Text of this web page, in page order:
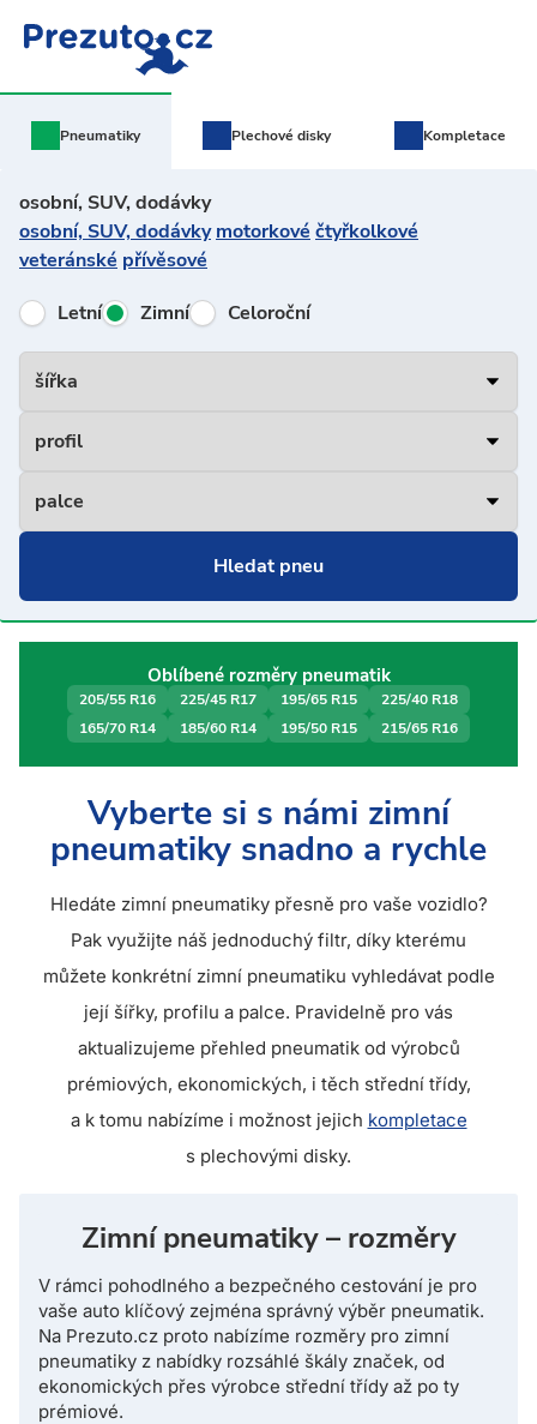
Pneumatiky Plechovédisky Kompletace
osobní, SUV, dodávky
osobní, SUV, dodávky motorkové čtyřkolkové
veteránské přívěsové
Letní
Zimní Celoroční
Oblíbené rozměry pneumatik
205/55 R16 225/45 R17 195/65 R15
225/40 R18
165/70 R14
185/60 R14 195/50 R15 215/65 R16
Vyberte si s námi zimní
pneumatiky snadno a rychle
Hledáte zimní pneumatiky přesně pro vaše vozidlo?
Pak využijte náš jednoduchý filtr, díky kterému
můžete konkrétní zimní pneumatiku vyhledávat podle
její šířky, profilu a palce. Pravidelně pro vás
aktualizujeme přehled pneumatik od výrobců
prémiových, ekonomických, i těch střední třídy,
a k tomu nabízíme i možnost jejich kompletace
s plechovými disky.
zimní pneumatiky – rozměry
V rámci pohodlného a bezpečného cestování je pro
vaše auto klíčový zejména správný výběr pneumatik.
Na Prezuto.cz proto nabízíme rozměry pro zimní
pneumatiky z nabídky rozsáhlé škály značek, od
ekonomických přes výrobce střední třídy až po ty
prémiové.